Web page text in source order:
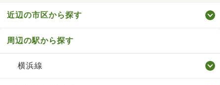
近辺の市区から探す
周辺の駅から探す
横浜線